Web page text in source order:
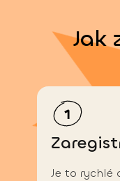
Jak
Je to rychlé